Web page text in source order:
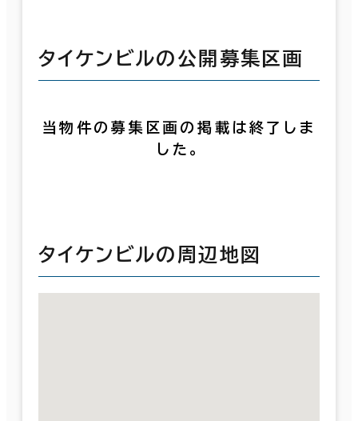
タイケンビルの公開募集区画
当物件の募集区画の掲載は終了しま
した。
タイケンビルの周辺地図